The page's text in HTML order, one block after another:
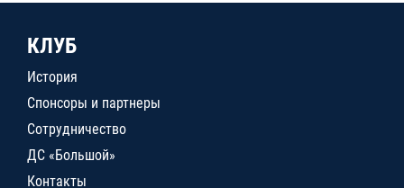
КЛУБ
История
Спонсоры и партнеры
Сотрудничество
ДС «Большой»
Контакты